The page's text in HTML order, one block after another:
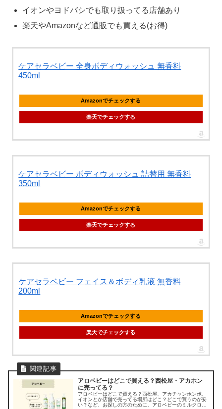
イオンやヨドバシでも取り扱ってる店舗あり
楽天やAmazonなど通販でも買える(お得)
ケアセラベビー 全身ボディウォッシュ 無香料
450ml
Amazonでチェックする
楽天でチェックする
ケアセラベビー ボディウォッシュ 詰替用 無香料
350ml
Amazonでチェックする
楽天でチェックする
ケアセラベビー フェイス＆ボディ乳液 無香料
200ml
Amazonでチェックする
楽天でチェックする
アロベビーはどこで買える？西松屋・アカホン
に売ってる？
アロベビーはどこで買える？西松屋、アカチャンホンポ、
イオンとか店舗で売ってる場所はどこ？どこで買うのが安
い？など、お探しの方のために、アロベビーのミルクロー